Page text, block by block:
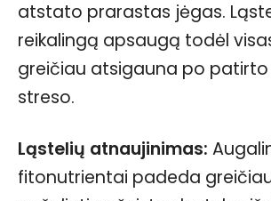
atstato prarastas jėgas.
reikalingą apsaugą todėl
greičiau atsigauna po
streso.
Ląstelių atnaujinimas:
fitonutrientai padeda